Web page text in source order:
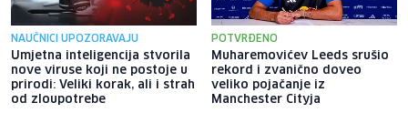
NAUČNICI UPOZORAVAJU
Umjetna inteligencija stvorila
nove viruse koji ne postoje u
prirodi: Veliki korak, ali i strah
od zloupotrebe
POTVRĐENO
Muharemovićev Leeds srušio
rekord i zvanično doveo
veliko pojačanje iz
Manchester Cityja